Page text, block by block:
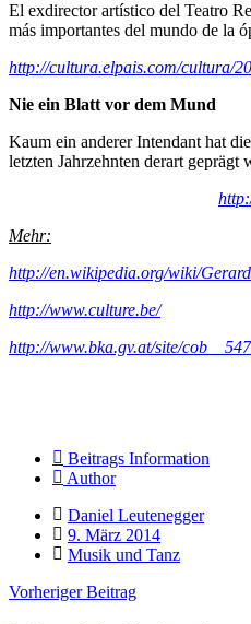
El exdirector artístico del Teatro
más importantes del mundo de la
http://cultura.elpais.com/cultura/
Nie ein Blatt vor dem Mund
Kaum ein anderer Intendant hat
letzten Jahrzehnten derart geprägt
Mehr:
http://en.wikipedia.org/wiki/
http://www.culture.be/
http://www.bka.gv.at/site/
Beitrags Information
Author
Daniel Leutenegger
9. März 2014
Musik und Tanz
Vorheriger Beitrag